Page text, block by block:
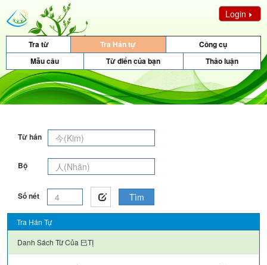
Login
Tra từ Tra Hán tự
Công cụ
Mẫu câu
Từ điển của bạn Thảo luận
Từ hán
Bộ
Số nét Tìm
Tra Hán Tự
Danh Sách Từ Của 巳TỊ